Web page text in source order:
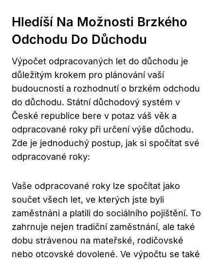
Hledíší Na Možnosti Brzkého
Odchodu Do Důchodu
Výpočet odpracovaných let do důchodu je
důležitým krokem pro plánování vaší
budoucnosti a rozhodnutí o brzkém odchodu
do důchodu. Státní důchodový systém v
České republice bere v potaz váš věk a
odpracované roky při určení výše důchodu.
Zde je jednoduchý postup, jak si spočítat své
odpracované roky:
Vaše odpracované roky lze spočítat jako
součet všech let, ve kterých jste byli
zaměstnáni a platili do sociálního pojištění. To
zahrnuje nejen tradiční zaměstnání, ale také
dobu strávenou na mateřské, rodičovské
nebo otcovské dovolené. Ve výpočtu se také